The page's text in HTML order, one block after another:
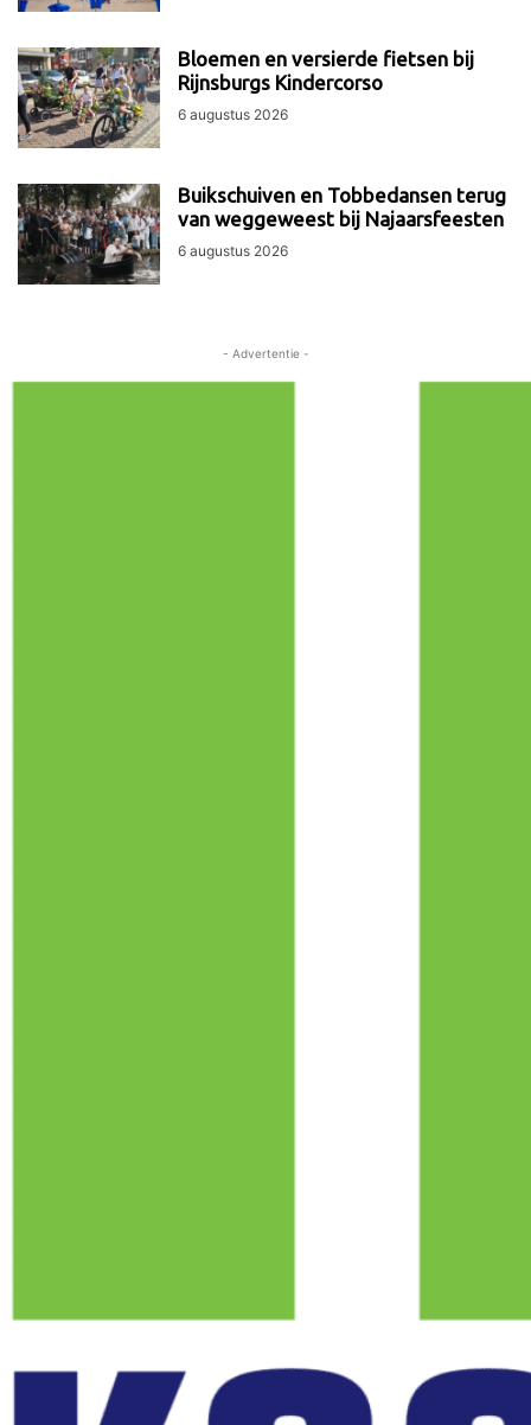
Bloemen en versierde fietsen bij
Rijnsburgs Kindercorso
6 augustus 2026
Buikschuiven en Tobbedansen terug
van weggeweest bij Najaarsfeesten
6 augustus 2026
- Advertentie -